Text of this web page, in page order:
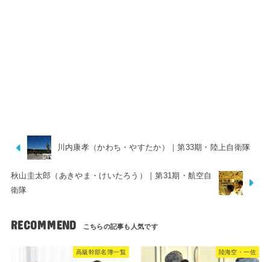
川内康孝（かわち・やすたか）｜第33期・陸上自衛隊
秋山圭太郎（あきやま・けいたろう）｜第31期・航空自
衛隊
RECOMMEND
高級幹部名簿一覧 陸海空・一佐